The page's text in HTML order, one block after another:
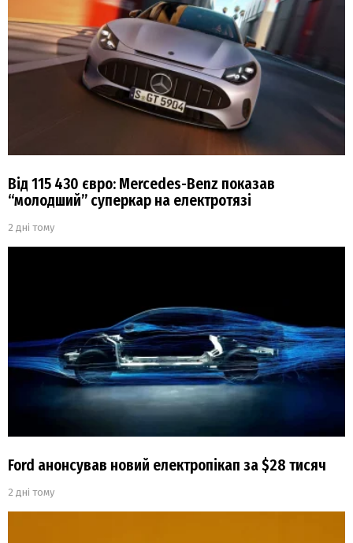
Від 115 430 євро: Mercedes-Benz показав
“молодший” суперкар на електротязі
2 дні тому
Ford анонсував новий електропікап за $28 тисяч
2 дні тому